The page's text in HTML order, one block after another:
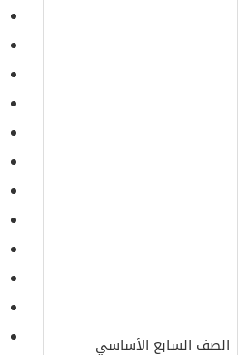
الصف السابع الأساسي